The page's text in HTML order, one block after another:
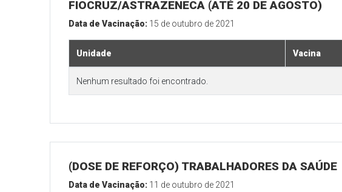
FIOCRUZ/ASTRAZENECA (ATÉ 20 DE AGOSTO)
Data de Vacinação: 15 de outubro de 2021
Unidade Vacina
Nenhum resultado foi encontrado.
(DOSE DE REFORÇO) TRABALHADORES DA SAÚDE
Data de Vacinação: 11 de outubro de 2021